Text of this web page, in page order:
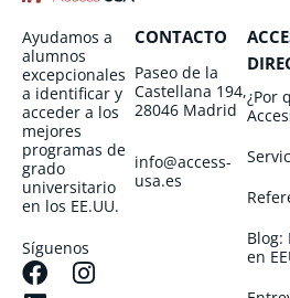
Ayudamos a
alumnos
excepcionales
a identificar y
acceder a los
mejores
programas de
grado
universitario
en los EE.UU.
Síguenos
CONTACTO
Paseo de la
Castellana 194,
28046 Madrid
info@access-
usa.es
¿Por
Blog:
en